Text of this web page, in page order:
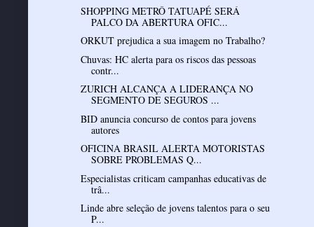
SHOPPING METRÔ TATUAPÉ SERÁ
PALCO DA ABERTURA OFIC...
ORKUT prejudica a sua imagem no Trabalho?
Chuvas: HC alerta para os riscos das pessoas
contr...
ZURICH ALCANÇA A LIDERANÇA NO
SEGMENTO DE SEGUROS ...
BID anuncia concurso de contos para jovens
autores
OFICINA BRASIL ALERTA MOTORISTAS
SOBRE PROBLEMAS Q...
Especialistas criticam campanhas educativas de
trâ...
Linde abre seleção de jovens talentos para o seu
P...